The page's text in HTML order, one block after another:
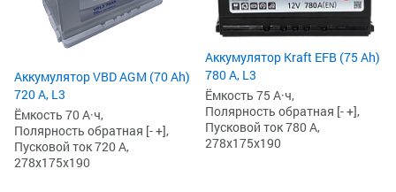
Аккумулятор VBD AGM (70 Ah)
720 А, L3
Ёмкость 70 А·ч,
Полярность обратная [- +],
Пусковой ток 720 А,
278x175x190
Аккумулятор Kraft EFB (75 Ah)
780 А, L3
Ёмкость 75 А·ч,
Полярность обратная [- +],
Пусковой ток 780 А,
278x175x190